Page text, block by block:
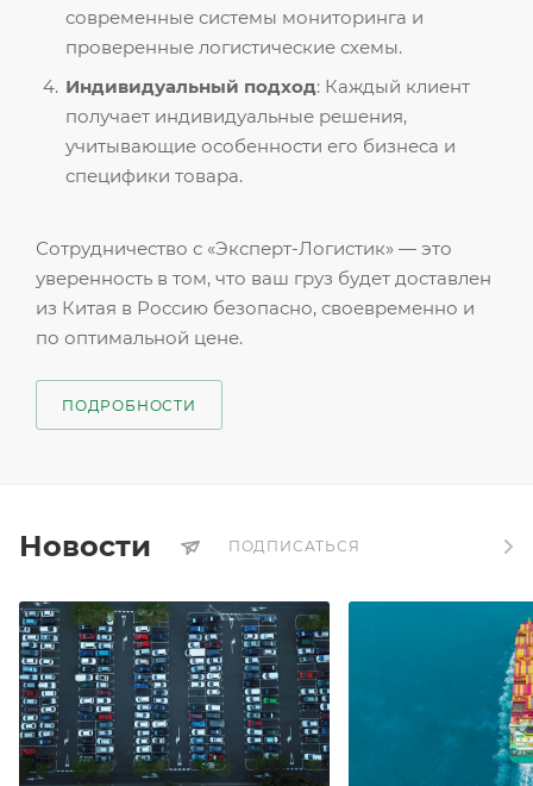
современные системы мониторинга и
проверенные логистические схемы.
Индивидуальный подход: Каждый клиент
получает индивидуальные решения,
учитывающие особенности его бизнеса и
специфики товара.
Сотрудничество с «Эксперт-Логистик» — это
уверенность в том, что ваш груз будет доставлен
из Китая в Россию безопасно, своевременно и
по оптимальной цене.
ПОДРОБНОСТИ
Новости ПОДПИСАТЬСЯ